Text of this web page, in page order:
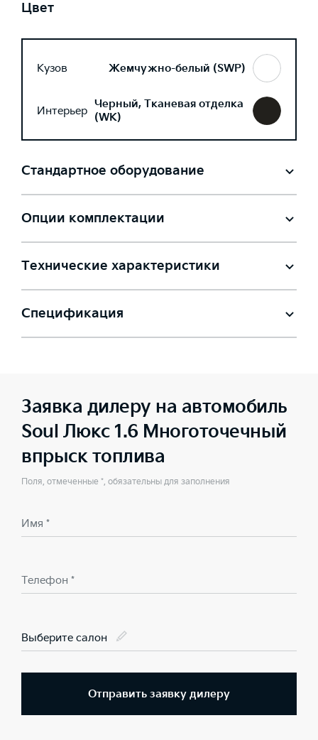
Цвет
Кузов Жемчужно-белый (SWP)
Интерьер Черный, Тканевая отделка
(WK)
Стандартное оборудование
Опции комплектации
Технические характеристики
Спецификация
Заявка дилеру на автомобиль
Soul Люкс 1.6 Многоточечный
впрыск топлива
Поля, отмеченные *, обязательны для заполнения
Имя *
Телефон *
Выберите салон
Отправить заявку дилеру